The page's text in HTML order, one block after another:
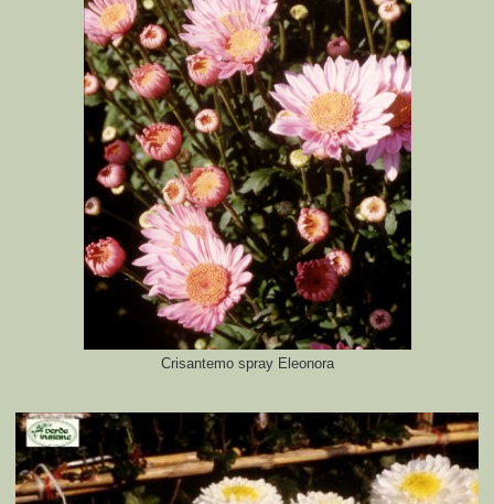
Crisantemo spray Eleonora